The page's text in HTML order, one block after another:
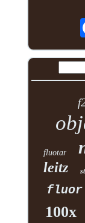
fluotar
leitz
fluor
100x